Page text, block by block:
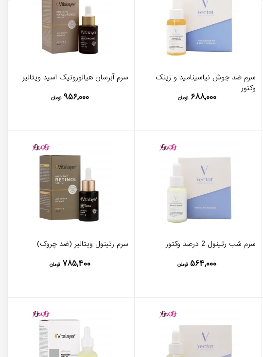
سرم ضد جوش نیاسینامید و زینک
وکتور
۶۸۸,۰۰۰ تومان
سرم آبرسان هیالورونیک اسید ویتالیر
۹۵۶,۰۰۰ تومان
سرم شب رتینول 2 درصد وکتور
۵۶۴,۰۰۰ تومان
سرم رتینول ویتالیر (ضد چروک)
۷۸۵,۴۰۰ تومان